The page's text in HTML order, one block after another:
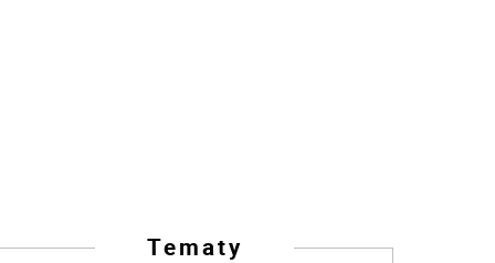
Tematy